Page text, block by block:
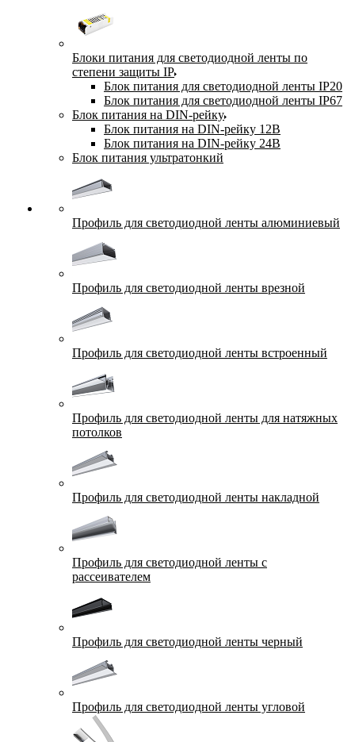
Блоки питания для светодиодной ленты по
степени защиты IP
Блок питания для светодиодной ленты IP20
Блок питания для светодиодной ленты IP67
Блок питания на DIN-рейку
Блок питания на DIN-рейку 12В
Блок питания на DIN-рейку 24В
Блок питания ультратонкий
Профиль для светодиодной ленты алюминиевый
Профиль для светодиодной ленты врезной
Профиль для светодиодной ленты встроенный
Профиль для светодиодной ленты для натяжных
потолков
Профиль для светодиодной ленты накладной
Профиль для светодиодной ленты с
рассеивателем
Профиль для светодиодной ленты черный
Профиль для светодиодной ленты угловой